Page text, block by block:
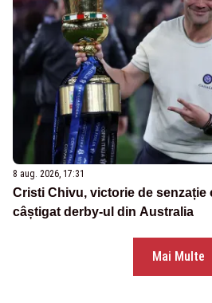
8 aug. 2026, 17:31
Cristi Chivu, victorie de senzație
câștigat derby-ul din Australia
Mai Multe